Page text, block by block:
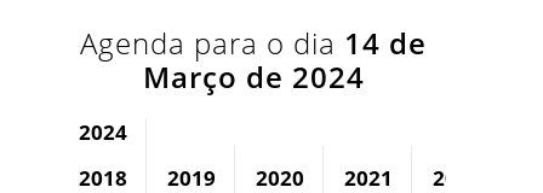
Agenda para o dia 14 de
Março de 2024
2024
2018
2019 2020 2021 2022